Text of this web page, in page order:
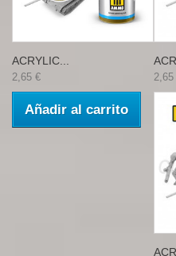
ACRYLIC...
2,65 €
Añadir al carrito
2,65